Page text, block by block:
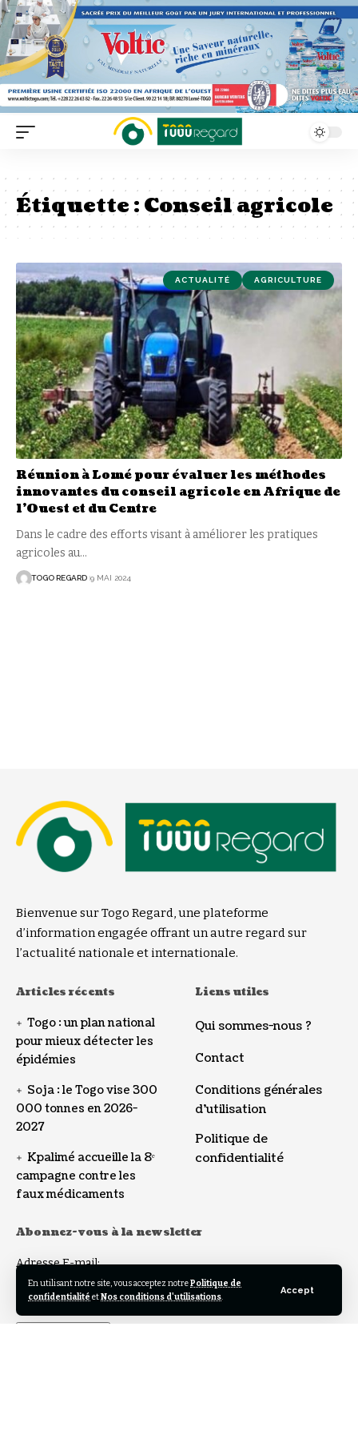
En utilisant notre site, vous acceptez notrePolitique de
confidentialité etNos conditions d'utilisations.
Accept
Étiquette :Conseil agricole
ACTUALITÉ AGRICULTURE
Réunion à Lomé pour évaluer les méthodes
innovantes du conseil agricole en Afrique de
l’Ouest et du Centre
Dans le cadre des efforts visant à améliorer les pratiques
agricoles au…
TOGO REGARD 9 MAI 2024
Bienvenue sur Togo Regard, une plateforme
d’information engagée offrant un autre regard sur
l’actualité nationale et internationale.
Articles récents
Togo : un plan national
pour mieux détecter les
épidémies
Soja : le Togo vise 300
000 tonnes en 2026-
2027
Kpalimé accueille la 8ᵉ
campagne contre les
faux médicaments
Liens utiles
Qui sommes-nous ?
Contact
Conditions générales
d’utilisation
Politique de
confidentialité
Abonnez-vous à la newsletter
Adresse E-mail: